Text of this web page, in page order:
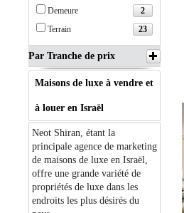
Demeure 2
Terrain 23
Par Tranche de prix
Maisons de luxe à vendre et
à louer en Israël
Neot Shiran, étant la
principale agence de marketing
de maisons de luxe en Israël,
offre une grande variété de
propriétés de luxe dans les
endroits les plus désirés du